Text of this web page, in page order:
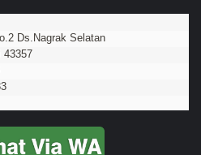
Ds.Nagrak Selatan
43357